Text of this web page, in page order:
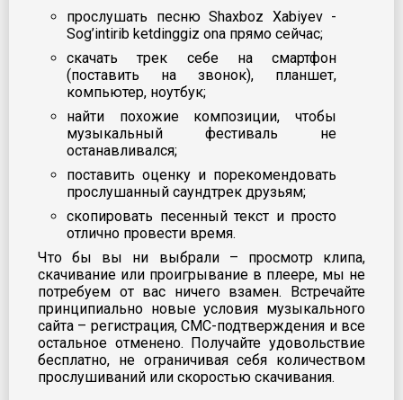
прослушать песню Shaxboz Xabiyev -
Sog’intirib ketdinggiz ona прямо сейчас;
скачать трек себе на смартфон
(поставить на звонок), планшет,
компьютер, ноутбук;
найти похожие композиции, чтобы
музыкальный фестиваль не
останавливался;
поставить оценку и порекомендовать
прослушанный саундтрек друзьям;
скопировать песенный текст и просто
отлично провести время.
Что бы вы ни выбрали – просмотр клипа,
скачивание или проигрывание в плеере, мы не
потребуем от вас ничего взамен. Встречайте
принципиально новые условия музыкального
сайта – регистрация, СМС-подтверждения и все
остальное отменено. Получайте удовольствие
бесплатно, не ограничивая себя количеством
прослушиваний или скоростью скачивания.